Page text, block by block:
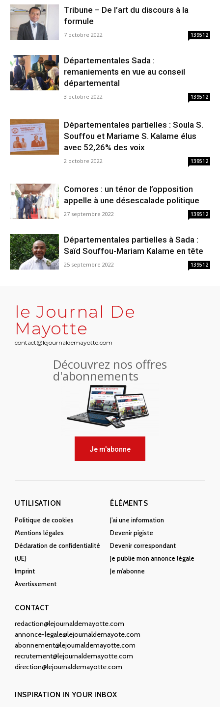
Tribune – De l’art du discours à la
formule
7 octobre 2022 139512
Départementales Sada :
remaniements en vue au conseil
départemental
3 octobre 2022 139512
Départementales partielles : Soula S.
Souffou et Mariame S. Kalame élus
avec 52,26% des voix
2 octobre 2022 139512
Comores : un ténor de l’opposition
appelle à une désescalade politique
27 septembre 2022 139512
Départementales partielles à Sada :
Saïd Souffou-Mariam Kalame en tête
25 septembre 2022 139512
le Journal De
Mayotte
contact@lejournaldemayotte.com
Découvrez nos offres
d'abonnements
Je m'abonne
UTILISATION
Politique de cookies
Mentions légales
Déclaration de confidentialité
(UE)
Imprint
Avertissement
ÉLÉMENTS
J’ai une information
Devenir pigiste
Devenir correspondant
Je publie mon annonce légale
Je m’abonne
CONTACT
redaction@lejournaldemayotte.com
annonce-legale@lejournaldemayote.com
abonnement@lejournaldemayotte.com
recrutement@lejournaldemayotte.com
direction@lejournaldemayotte.com
INSPIRATION IN YOUR INBOX